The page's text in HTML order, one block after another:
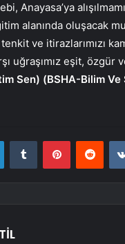
Anayasa’ya
alanında oluşacak
ve itirazlarımızı
uğraşımız eşit, özgür
Sen) (BSHA-Bilim Ve
LinkedInTumblr Pinterest